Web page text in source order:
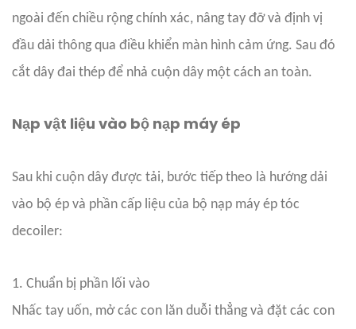
ngoài đến chiều rộng chính xác, nâng tay đỡ và định vị
đầu dải thông qua điều khiển màn hình cảm ứng. Sau đó
cắt dây đai thép để nhả cuộn dây một cách an toàn.
Nạp vật liệu vào bộ nạp máy ép
Sau khi cuộn dây được tải, bước tiếp theo là hướng dải
vào bộ ép và phần cấp liệu của bộ nạp máy ép tóc
decoiler:
1. Chuẩn bị phần lối vào
Nhấc tay uốn, mở các con lăn duỗi thẳng và đặt các con